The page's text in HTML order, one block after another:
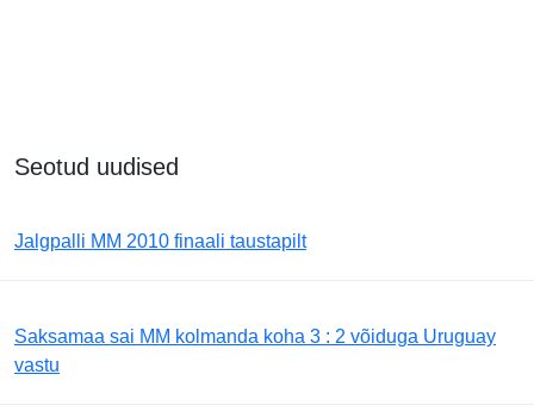
Seotud uudised
Jalgpalli MM 2010 finaali taustapilt
Saksamaa sai MM kolmanda koha 3 : 2 võiduga Uruguay
vastu